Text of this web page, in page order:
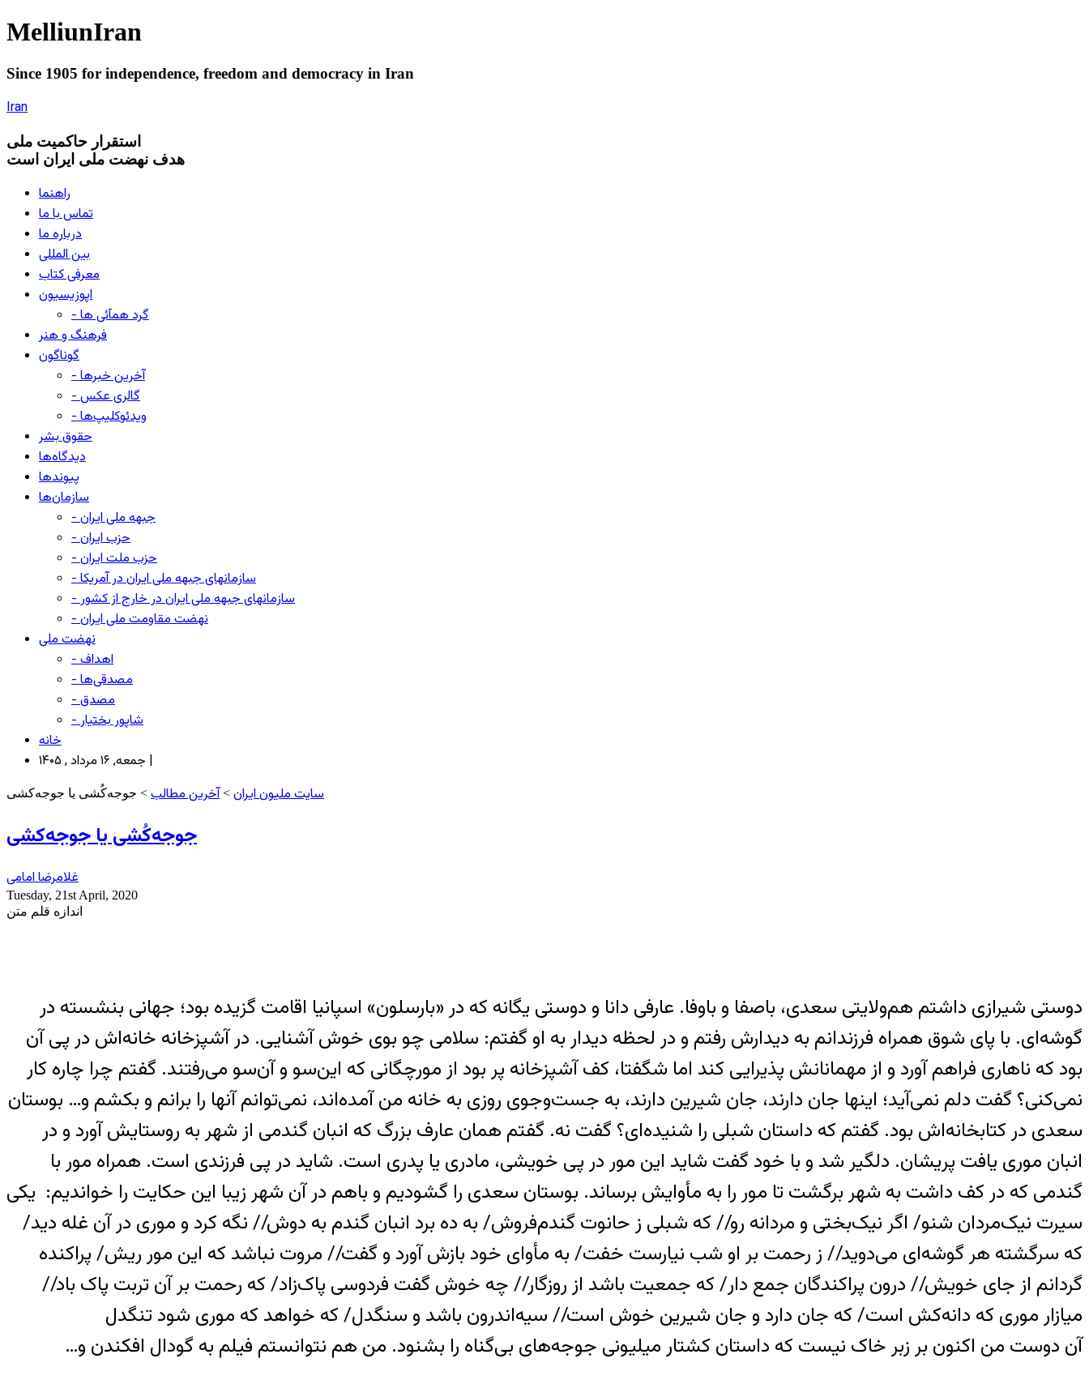
MelliunIran
Since 1905 for independence, freedom and democracy in Iran
Iran
استقرار حاکميت ملی
هدف نهضت ملی ایران است
راهنما
تماس با ما
درباره ما
بین المللی
معرفی کتاب
اپوزیسیون
- گرد همآئی ها
فرهنگ و هنر
گوناگون
- آخرین خبرها
- گالری عکس
- ویدئوکلیپ‌ها
حقوق بشر
دیدگاه‌ها
پیوندها
سازمان‌ها
- جبهه ملی ایران
- حزب ایران
- حزب ملت ایران
- سازمانهای جبهه ملی ایران در آمریکا
- سازمانهای جبهه ملی ایران در خارج از کشور
- نهضت مقاومت ملی ایران
نهضت ملی
- اهداف
- مصدقی‌ها
- مصدق
- شاپور بختیار
خانه
جمعه, ۱۶ مرداد , ۱۴۰۵ |
سایت ملیون ایران >آخرین مطالب > جوجه‌کُشی یا جوجه‌کشی
جوجه‌کُشی یا جوجه‌کشی
غلامرضا امامی
Tuesday, 21st April, 2020
اندازه قلم متن
دوستی شیرازی داشتم هم‌ولایتی سعدی، باصفا و باوفا. عارفی دانا و دوستی یگانه که در «بارسلون» اسپانیا اقامت گزیده بود؛ جهانی بنشسته در
گوشه‌ای. با پای شوق همراه فرزندانم به دیدارش رفتم و در لحظه دیدار به او گفتم: سلامی چو بوی خوش آشنایی. در آشپزخانه خانه‌اش در پی آن
بود که ناهاری فراهم آورد و از مهمانانش پذیرایی کند اما شگفتا، کف آشپزخانه پر بود از مورچگانی که این‌سو و آن‌سو می‌رفتند. گفتم چرا چاره کار
نمی‌کنی؟ گفت دلم نمی‌آید؛ اینها جان‌ دارند، جان شیرین دارند، به جست‌وجوی روزی به خانه من آمده‌اند، نمی‌توانم آنها را برانم و بکشم و… بوستان
سعدی در کتابخانه‌اش بود. گفتم که داستان شبلی را شنیده‌ای؟ گفت نه. گفتم همان عارف بزرگ که انبان گندمی از شهر به روستایش آورد و در
انبان موری یافت پریشان. دلگیر شد و با خود گفت شاید این مور در پی خویشی، مادری یا پدری است. شاید در پی فرزندی است. همراه مور با
گندمی که در کف داشت به شهر برگشت تا مور را به مأوایش برساند. بوستان سعدی را گشودیم و باهم در آن شهر زیبا این حکایت را خواندیم: یکی
سیرت نیک‌مردان شنو/ اگر نیک‌بختی و مردانه رو// که شبلی ز حانوت گندم‌فروش/ به ده برد انبان گندم به دوش// نگه کرد و موری در آن غله دید/
که سرگشته هر گوشه‌ای می‌دوید// ز رحمت بر او شب نیارست خفت/ به مأوای خود بازش آورد و گفت// مروت نباشد که این مور ریش/ پراکنده
گردانم از جای خویش// درون پراکندگان جمع دار/ که جمعیت باشد از روزگار// چه خوش گفت فردوسی پاک‌زاد/ که رحمت بر آن تربت پاک باد//
میازار موری که دانه‌کش است/ که جان دارد و جان شیرین خوش است// سیه‌اندرون باشد و سنگدل/ که خواهد که موری شود تنگدل
آن دوست من اکنون بر زبر خاک نیست که داستان کشتار میلیونی جوجه‌های بی‌گناه را بشنود. من هم نتوانستم فیلم به گودال افکندن و…